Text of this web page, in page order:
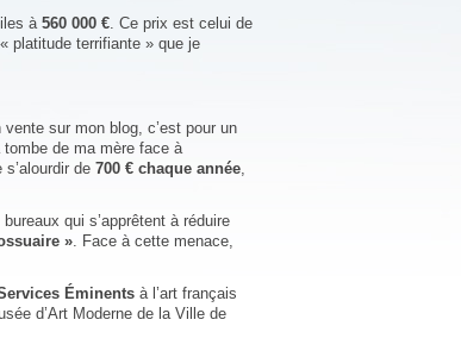
à 560 000 €. Ce prix est celui de
platitude terrifiante » que je
sur mon blog, c’est pour un
de ma mère face à
de 700 € chaque année,
qui s’apprêtent à réduire
». Face à cette menace,
Éminents à l’art français
d’Art Moderne de la Ville de